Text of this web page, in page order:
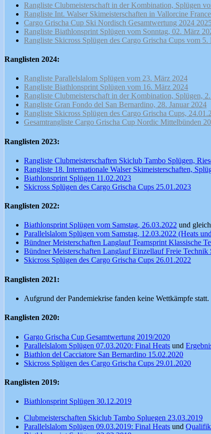
Rangliste Clubmeisterschaft in der Kombination, Splügen
Rangliste Int. Walser Skimeisterschaften in Vallorcine
Cargo Grischa Cup Ski Nordisch Gesamtwertung 2024
Rangliste Biathlonsprint Splügen vom Sonntag, 02. März
Rangliste Skicross Splügen des Cargo Grischa Cups vom 5.
Ranglisten 2024:
Rangliste Parallelslalom Splügen vom 23. März 2024
Rangliste Biathlonsprint Splügen vom 16. März 2024
Rangliste Clubmeisterschaft in der Kombination, Splügen,
Rangliste Gran Fondo del San Bernardino, 28. Januar 2024
Rangliste Skicross Splügen des Cargo Grischa Cups,
Gesamtrangliste Cargo Grischa Cup Nordic Mittelbünden
Ranglisten 2023:
Rangliste Clubmeisterschaften Skiclub Tambo Splügen,
Rangliste 18. Internationale Walser Skimeisterschaften,
Biathlonsprint Splügen 11.02.2023
Skicross Splügen des Cargo Grischa Cups 25.01.2023
Ranglisten 2022:
Biathlonsprint Splügen vom Samstag, 26.03.2022 und
Parallelslalom Splügen vom Samstag, 12.03.2022 (Heats
Bündner Meisterschaften Langlauf Teamsprint Klassische
Bündner Meisterschaften Langlauf Einzellauf Freie Technik
Skicross Splügen des Cargo Grischa Cups 26.01.2022
Ranglisten 2021:
Aufgrund der Pandemiekrise fanden keine Wettkämpfe statt.
Ranglisten 2020:
Gargo Grischa Cup Gesamtwertung 2019/2020
Parallelslalom Splügen 07.03.2020: Final Heats und
Biathlon del Cacciatore San Bernardino 15.02.2020
Skicross Splügen des Cargo Grischa Cups 29.01.2020
Ranglisten 2019:
Biathlonsprint Splügen 30.12.2019
Clubmeisterschaften Skiclub Tambo Spluegen 23.03.2019
Parallelslalom Splügen 09.03.2019: Final Heats und